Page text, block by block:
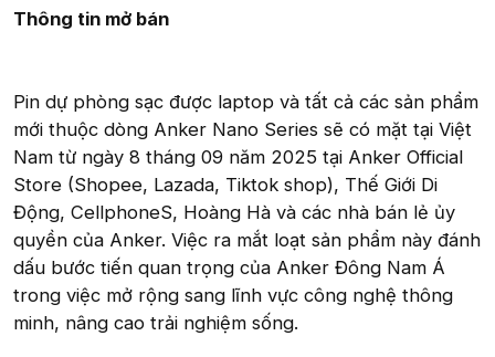
Thông tin mở bán
Pin dự phòng sạc được laptop và tất cả các sản phẩm
mới thuộc dòng Anker Nano Series sẽ có mặt tại Việt
Nam từ ngày 8 tháng 09 năm 2025 tại Anker Official
Store (Shopee, Lazada, Tiktok shop), Thế Giới Di
Động, CellphoneS, Hoàng Hà và các nhà bán lẻ ủy
quyền của Anker. Việc ra mắt loạt sản phẩm này đánh
dấu bước tiến quan trọng của Anker Đông Nam Á
trong việc mở rộng sang lĩnh vực công nghệ thông
minh, nâng cao trải nghiệm sống.